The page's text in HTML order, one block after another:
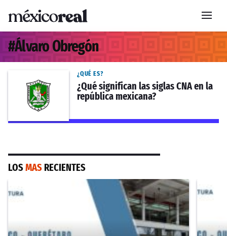
#Álvaro Obregón
¿QUÉ ES?
¿Qué significan las siglas CNA en la
república mexicana?
LOSMAS RECIENTES